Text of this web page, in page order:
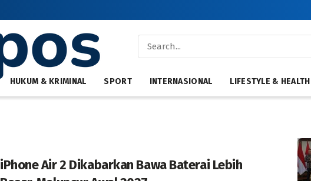
HUKUM & KRIMINAL SPORT INTERNASIONAL LIFESTYLE & HEALTH
iPhone Air 2 Dikabarkan Bawa Baterai Lebih